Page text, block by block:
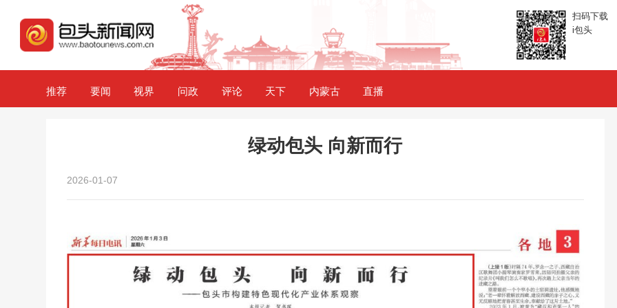
扫码下载
i包头
推荐 要闻 视界 问政 评论 天下 内蒙古 直播
绿动包头 向新而行
2026-01-07